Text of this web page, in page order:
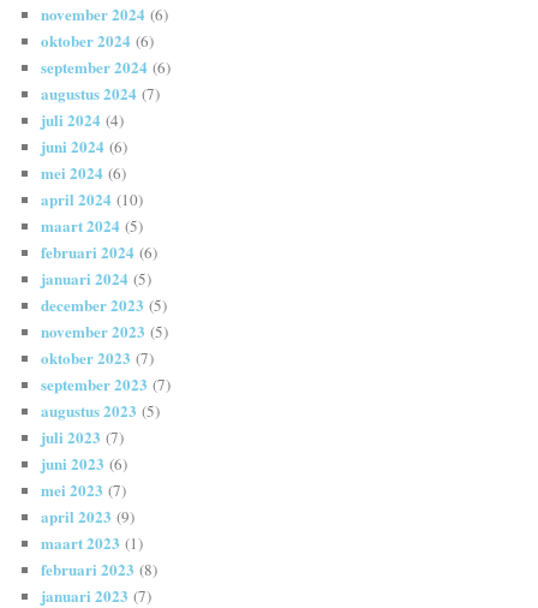
november 2024 (6)
oktober 2024 (6)
september 2024 (6)
augustus 2024 (7)
juli 2024 (4)
juni 2024 (6)
mei 2024 (6)
april 2024 (10)
maart 2024 (5)
februari 2024 (6)
januari 2024 (5)
december 2023 (5)
november 2023 (5)
oktober 2023 (7)
september 2023 (7)
augustus 2023 (5)
juli 2023 (7)
juni 2023 (6)
mei 2023 (7)
april 2023 (9)
maart 2023 (1)
februari 2023 (8)
januari 2023 (7)